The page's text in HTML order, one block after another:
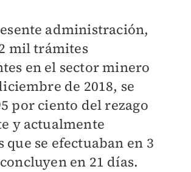
administración,
mil trámites
en el sector minero
de 2018, se
por ciento del rezago
y actualmente
que se efectuaban en 3
en 21 días.